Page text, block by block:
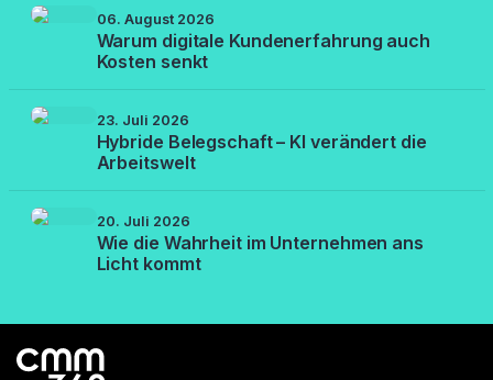
06. August 2026
Warum digitale Kundenerfahrung auch
Kosten senkt
23. Juli 2026
Hybride Belegschaft – KI verändert die
Arbeitswelt
20. Juli 2026
Wie die Wahrheit im Unternehmen ans
Licht kommt